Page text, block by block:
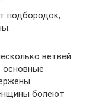
подбородок,
ветвей
основные
болеют